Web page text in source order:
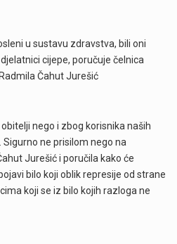
u sustavu zdravstva, bili oni
cijepe, poručuje čelnica
Čahut Jurešić
nego i zbog korisnika naših
ne prisilom nego na
Jurešić i poručila kako će
bilo koji oblik represije od strane
koji se iz bilo kojih razloga ne